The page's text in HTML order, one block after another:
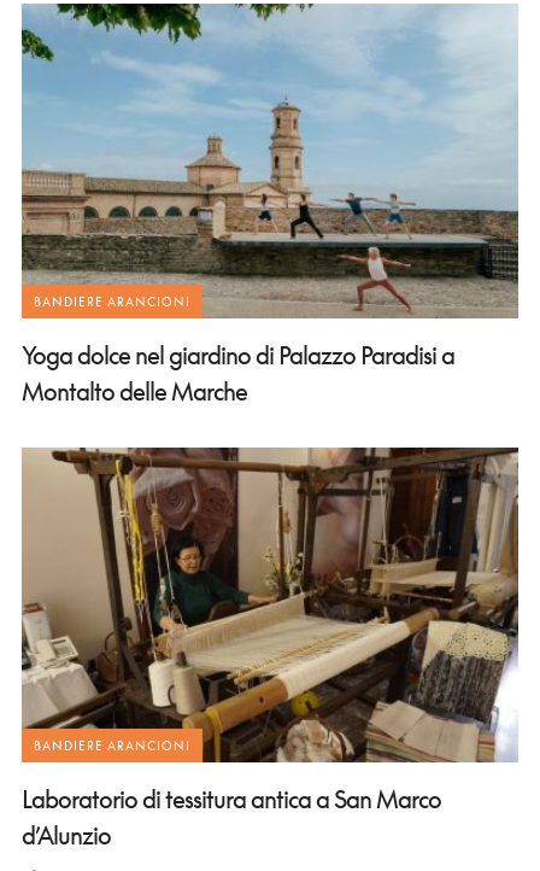
BANDIERE ARANCIONI
Yoga dolce nel giardino di Palazzo Paradisi a
Montalto delle Marche
BANDIERE ARANCIONI
Laboratorio di tessitura antica a San Marco
d’Alunzio